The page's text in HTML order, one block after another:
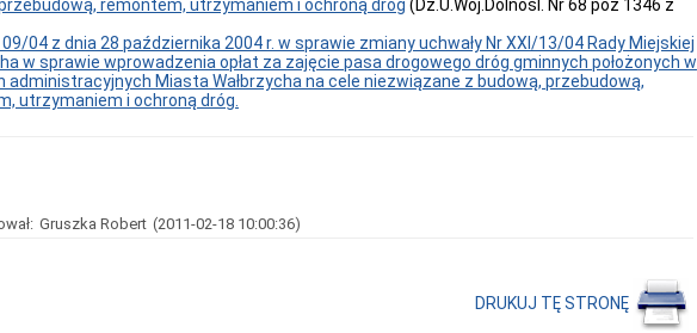
remontem, utrzymaniem i ochroną dróg (Dz.U.Woj.Dolnośl. Nr 68 poz 1346 z
04 z dnia 28 października 2004 r. w sprawie zmiany uchwały Nr XXI/13/04 Rady Miejskiej
w sprawie wprowadzenia opłat za zajęcie pasa drogowego dróg gminnych położonych w
administracyjnych Miasta Wałbrzycha na cele niezwiązane z budową, przebudową,
utrzymaniem i ochroną dróg.
Gruszka Robert (2011-02-18 10:00:36)
DRUKUJ TĘ STRONĘ